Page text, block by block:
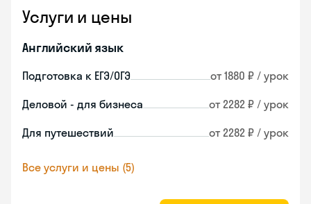
Услуги и цены
Английский язык
Подготовка к ЕГЭ/ОГЭ от 1880 ₽ / урок
Деловой - для бизнеса от 2282 ₽ / урок
Для путешествий от 2282 ₽ / урок
Все услуги и цены (5)